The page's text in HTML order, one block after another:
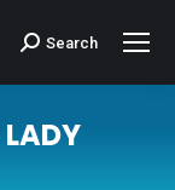
Cerca:Search
LADY